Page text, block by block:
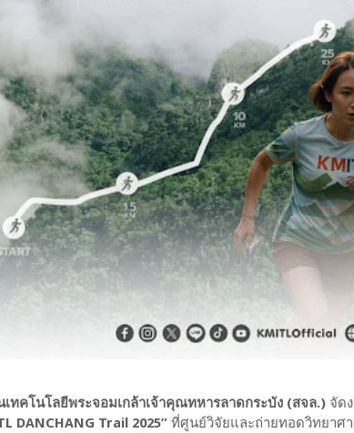
เทคโนโลยีพระจอมเกล้าเจ้าคุณทหารลาดกระบัง (สจล.) จัด
DANCHANG Trail 2025” ที่ศูนย์วิจัยและถ่ายทอดวิทยาศ